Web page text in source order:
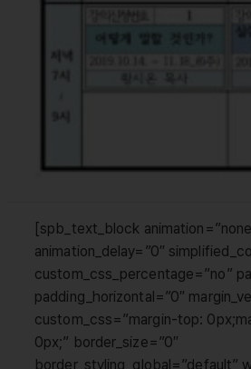
[spb_text_block
animation_delay=”0″
custom_css_percentage=”no”
padding_horizontal=”0″
custom_css=”margin-top:
0px;” border_size=”0″
border_styling_global=”default”